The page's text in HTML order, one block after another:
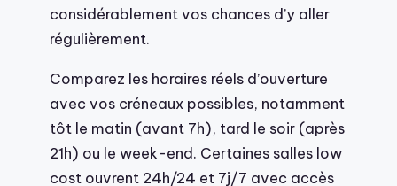
considérablement vos chances d’y aller
régulièrement.
Comparez les horaires réels d’ouverture
avec vos créneaux possibles, notamment
tôt le matin (avant 7h), tard le soir (après
21h) ou le week-end. Certaines salles low
cost ouvrent 24h/24 et 7j/7 avec accès